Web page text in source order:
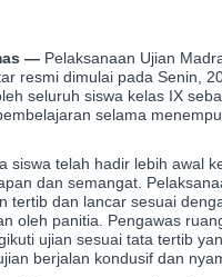
— Pelaksanaan Ujian
resmi dimulai pada Senin,
seluruh siswa kelas IX
selama
siswa telah hadir lebih awal
dan semangat.
tertib dan lancar sesuai
oleh panitia. Pengawas
ujian sesuai tata tertib
berjalan kondusif dan